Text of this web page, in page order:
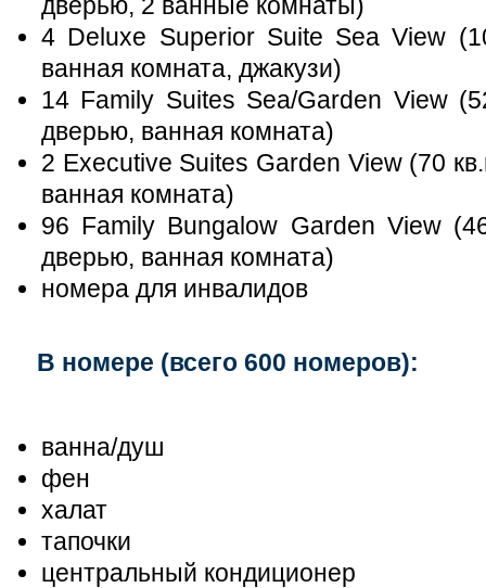
4 Deluxe Superior Suite Sea View
ванная комната, джакузи)
14 Family Suites Sea/Garden View
дверью, ванная комната)
2 Еxecutive Suites Garden View (70
ванная комната)
96 Family Bungalow Garden View
дверью, ванная комната)
номера для инвалидов
В номере (всего 600 номеров):
ванна/душ
фен
халат
тапочки
центральный кондиционер